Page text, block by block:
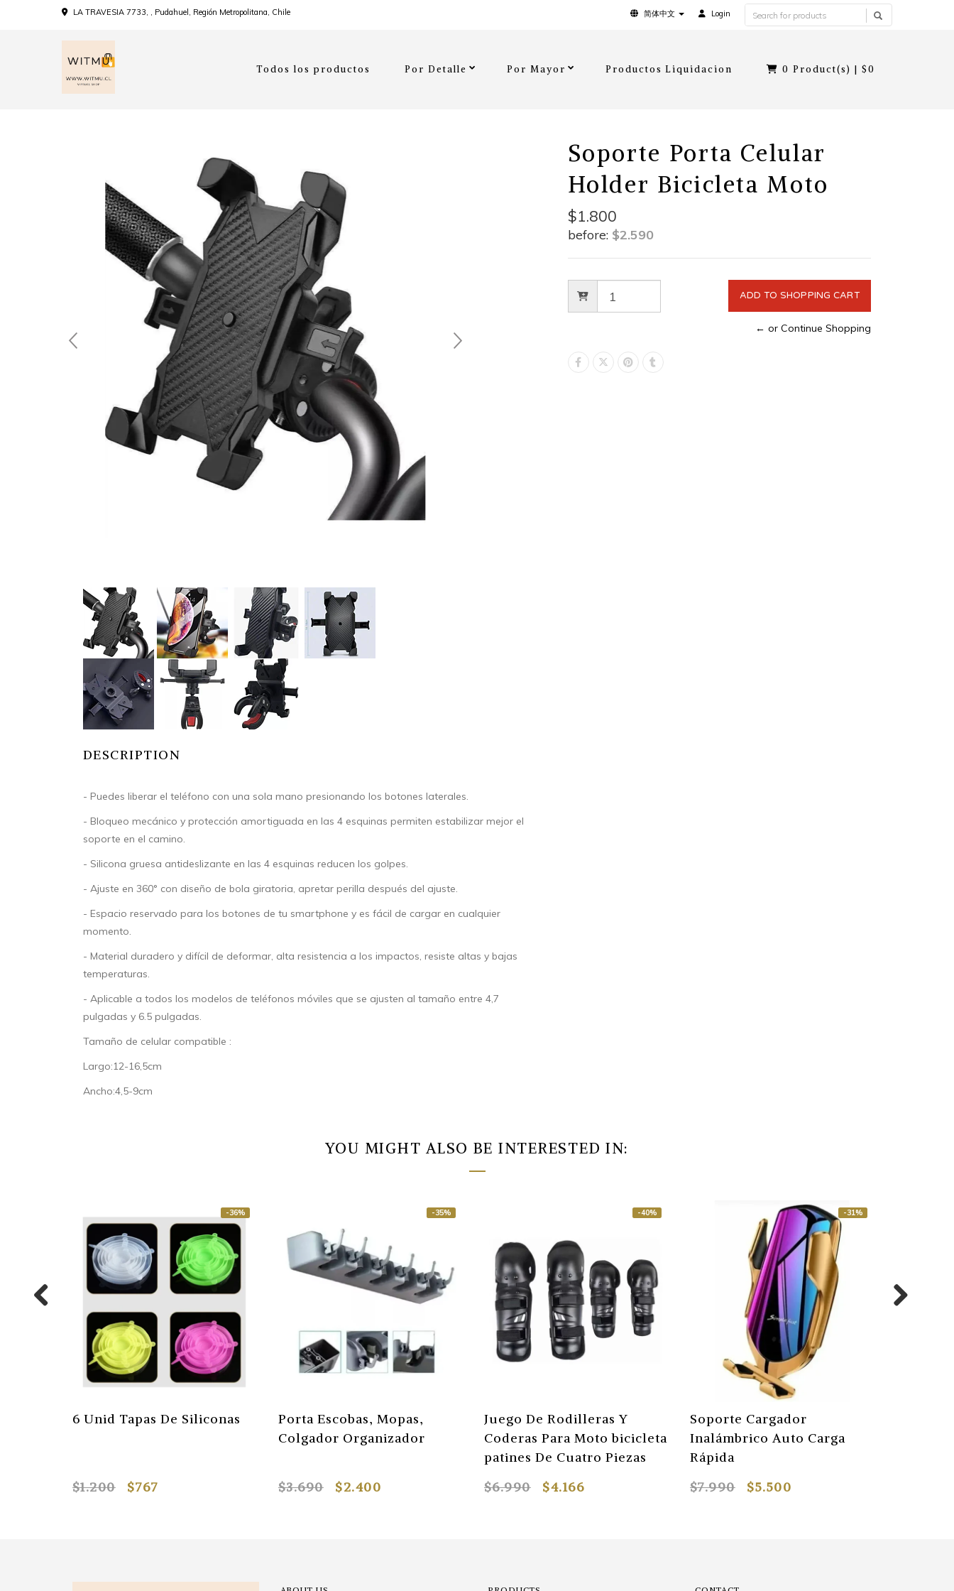
LA TRAVESIA 7733, , Pudahuel, Región Metropolitana, Chile 简体中文 Login
Todos los productos Por Detalle Por Mayor Productos Liquidacion 0 Product(s) |$0
DESCRIPTION
- Puedes liberar el teléfono con una sola mano presionando los botones laterales.
- Bloqueo mecánico y protección amortiguada en las 4 esquinas permiten estabilizar mejor el
soporte en el camino.
- Silicona gruesa antideslizante en las 4 esquinas reducen los golpes.
- Ajuste en 360° con diseño de bola giratoria, apretar perilla después del ajuste.
- Espacio reservado para los botones de tu smartphone y es fácil de cargar en cualquier
momento.
- Material duradero y difícil de deformar, alta resistencia a los impactos, resiste altas y bajas
temperaturas.
- Aplicable a todos los modelos de teléfonos móviles que se ajusten al tamaño entre 4,7
pulgadas y 6.5 pulgadas.
Tamaño de celular compatible :
Largo:12-16,5cm
Ancho:4,5-9cm
Soporte Porta Celular
Holder Bicicleta Moto
$1.800
before: $2.590
← or Continue Shopping
YOU MIGHT ALSO BE INTERESTED IN:
-36%
6 Unid Tapas De Siliconas
$1.200 $767
-35%
Porta Escobas, Mopas,
Colgador Organizador
$3.690 $2.400
-40%
Juego De Rodilleras Y
Coderas Para Moto bicicleta
patines De Cuatro Piezas
$6.990
$4.166
-31%
Soporte Cargador
Inalámbrico Auto Carga
Rápida
$7.990
$5.500